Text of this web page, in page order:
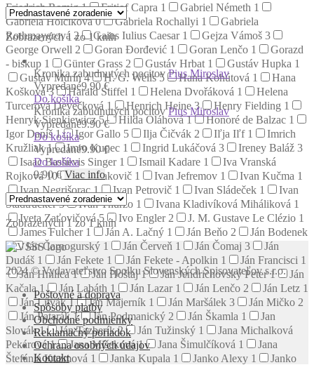
Friedrich Romig1 Fritjof Capra 1 Gabriel Németh 1
Gabriela Holčíková0 Gabriela Rochallyi 1
Gabriela
Rothmayerová 2 Gaius Iulius Caesar 1 Gejza Vámoš 3
George Orwell 2 Goran Đorđević 1 Goran Lenčo 1
Gorazd
- biskup 1 Günter Grass 2 Gustáv Hrbat 1 Gustáv Hupka 1
Gustáv Murín4 H. G. Wells5 Hana Kohútová 1
Hana
Košková3 Harald Stiffel 1 Helena Dvořáková 1
Helena
Turcerová Devečková 1 Henrich Heine3 Henry Fielding 1
Henryk Sienkiewicz5 Hilda Oláhová1 Honoré de Balzac 1
Igor Daniš1 Igor Gallo 5 Ilja Čičvák 2 Iľja Iľf 1
Imrich
Kružliak1 Imro Kupec 1 Ingrid Lukáčová 3 Ireney Baláž 3
Isaac Bashevis Singer 1 Ismail Kadare 1
Iva Vranská
Rojková10 Ivan Izakovič 1 Ivan Jefremov 1 Ivan Kučma 1
Ivan Negrišorac1 Ivan Petrovič 1 Ivan Sládeček 1
Ivan
Stadtrucker3 Ivan Thurzo 1 Ivana Kladivíková Miháliková 1
Iveta Zaťovičová5 Ivo Engler 2 J. M. Gustave Le Clézio 1
James Fulcher 1 Ján A. Lačný 1 Ján Beňo 2
Ján Bodenek
1
Ján Čarnogurský 1 Ján Červeň 1 Ján Čomaj 3
Ján
Dudáš 1 Ján Fekete 1 Ján Fekete - Apolkin 1 Ján Francisci 1
Ján Hnilica1 Ján Hoštaj1 Ján Jendrichovský Peter1
Ján
Kačala1 Ján Labáth 1 Ján Lazar 1 Ján Lenčo 2 Ján Letz 1
Ján Litvák1 Ján Majerník 1 Ján Maršálek 3 Ján Mičko 2
Ján Patarák1 Ján Podmanický 2 Ján Škamla 1
Jan
Slovák1 Ján Tazberík2 Ján Tužinský 1
Jana Michalková
Pekárová1 Jana Mišeková1 Jana Šimulčíková 1
Jana
Štefánia Kuzmová 1 Janka Kupala 1 Janko Alexy 1
Janko
Zobrazených 1 zo 1 kníh
Kronika zabudnutých pocitov Pius Miroslav
Vypredané9.90 €
Do košíka
Kronika zabudnutých pocitov Pius Miroslav
Vypredané9.90 €
Do košíka
Vypredané9.90 €
Do košíka
9.90€ Viac info
Zobrazených 1 zo 1 kníh
2024 © Vydavateľstvo Spolku Slovenských Spisovateľov s.r.o.
Poštovné a doprava
Spôsoby platby
Obchodné podmienky
Reklamačný poriadok
Ochrana osobných údajov
Kontakt